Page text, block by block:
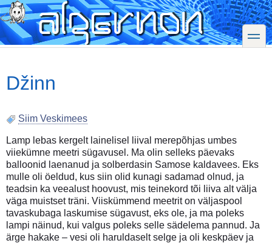
Skip
to
main
content
toggle
Džinn
Siim Veskimees
Lamp lebas kergelt lainelisel liival merepõhjas umbes
viiekümne meetri sügavusel. Ma olin selleks päevaks
balloonid laenanud ja solberdasin Samose kaldavees. Eks
mulle oli öeldud, kus siin olid kunagi sadamad olnud, ja
teadsin ka veealust hoovust, mis teinekord tõi liiva alt välja
väga muistset träni. Viiskümmend meetrit on väljaspool
tavaskubaga laskumise sügavust, eks ole, ja ma poleks
lampi näinud, kui valgus poleks selle sädelema pannud. Ja
ärge hakake – vesi oli haruldaselt selge ja oli keskpäev ja